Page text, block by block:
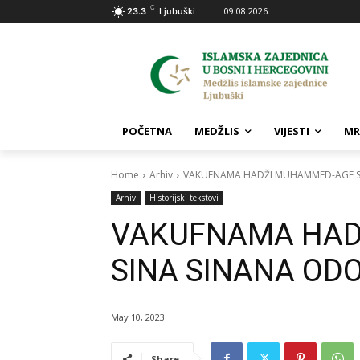
23.3 C Ljubuški 09.08.2026.
POČETNA MEDŽLIS VIJESTI
Home Arhiv VAKUFNAMA HADŽI MUHAMMED-AGE
Arhiv Historijski tekstovi
VAKUFNAMA
SINA SINANA
May 10, 2023